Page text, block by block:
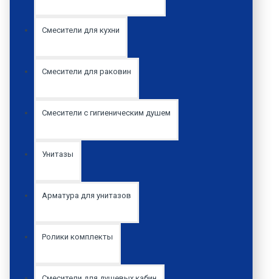
Смесители для кухни
Смесители для раковин
Смесители с гигиеническим душем
Унитазы
Арматура для унитазов
Ролики комплекты